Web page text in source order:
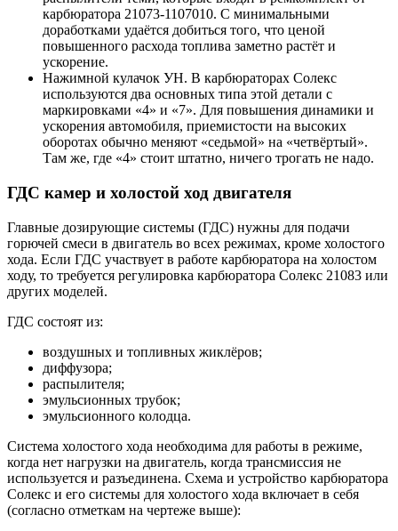
карбюратора 21073-1107010. С минимальными
доработками удаётся добиться того, что ценой
повышенного расхода топлива заметно растёт и
ускорение.
Нажимной кулачок УН. В карбюраторах Солекс
используются два основных типа этой детали с
маркировками «4» и «7». Для повышения динамики и
ускорения автомобиля, приемистости на высоких
оборотах обычно меняют «седьмой» на «четвёртый».
Там же, где «4» стоит штатно, ничего трогать не надо.
ГДС камер и холостой ход двигателя
Главные дозирующие системы (ГДС) нужны для подачи
горючей смеси в двигатель во всех режимах, кроме холостого
хода. Если ГДС участвует в работе карбюратора на холостом
ходу, то требуется регулировка карбюратора Солекс 21083 или
других моделей.
ГДС состоят из:
воздушных и топливных жиклёров;
диффузора;
распылителя;
эмульсионных трубок;
эмульсионного колодца.
Система холостого хода необходима для работы в режиме,
когда нет нагрузки на двигатель, когда трансмиссия не
используется и разъединена. Схема и устройство карбюратора
Солекс и его системы для холостого хода включает в себя
(согласно отметкам на чертеже выше):